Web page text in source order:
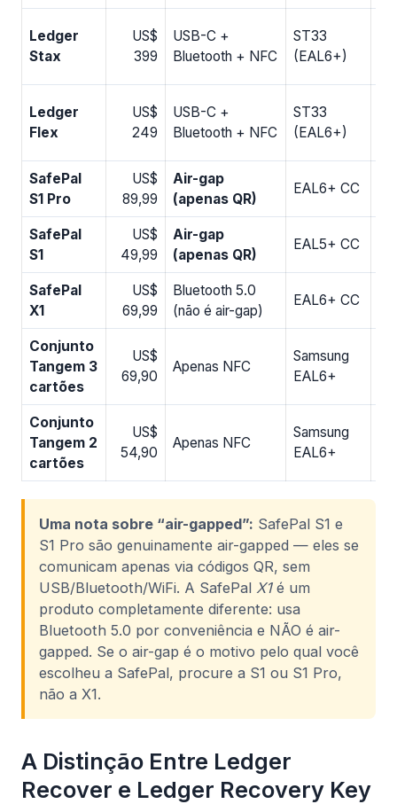
Ledger
Stax
US$
399
USB-C +
Bluetooth + NFC
ST33
(EAL6+)
Ledger
Flex
US$
249
USB-C +
Bluetooth + NFC
ST33
(EAL6+)
SafePal
S1 Pro
US$
89,99
Air-gap
(apenas QR)
EAL6+ CC
SafePal
S1
US$
49,99
Air-gap
(apenas QR)
EAL5+ CC
SafePal
X1
US$
69,99
Bluetooth 5.0
(não é air-gap)
EAL6+ CC
Conjunto
Tangem 3
cartões
US$
69,90
Apenas NFC
Samsung
EAL6+
Conjunto
Tangem 2
cartões
US$
54,90
Apenas NFC
Samsung
EAL6+
Uma nota sobre “air-gapped”: SafePal S1 e
S1 Pro são genuinamente air-gapped — eles se
comunicam apenas via códigos QR, sem
USB/Bluetooth/WiFi. A SafePal X1é um
produto completamente diferente: usa
Bluetooth 5.0 por conveniência e NÃO é air-
gapped. Se o air-gap é o motivo pelo qual você
escolheu a SafePal, procure a S1 ou S1 Pro,
não a X1.
A Distinção Entre Ledger
Recover e Ledger Recovery Key